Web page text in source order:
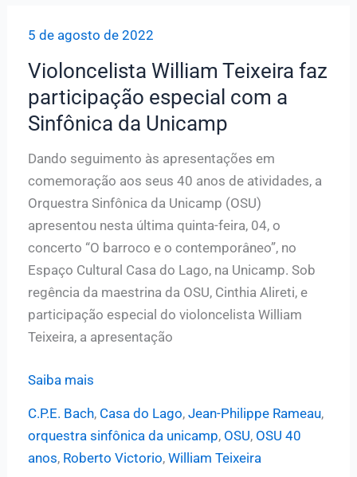
Artes
promovem
nova
edição
da
5 de agosto de 2022
Violoncelista William Teixeira faz
participação especial com a
Sinfônica da Unicamp
Dando seguimento às apresentações em
comemoração aos seus 40 anos de atividades, a
Orquestra Sinfônica da Unicamp (OSU)
apresentou nesta última quinta-feira, 04, o
concerto “O barroco e o contemporâneo”, no
Espaço Cultural Casa do Lago, na Unicamp. Sob
regência da maestrina da OSU, Cinthia Alireti, e
participação especial do violoncelista William
Teixeira, a apresentação
Violoncelista
Teixeira
faz
participação
Saiba mais
C.P.E. Bach, Casa do Lago, Jean-Philippe Rameau,
orquestra sinfônica da unicamp, OSU, OSU 40
anos, Roberto Victorio, William Teixeira